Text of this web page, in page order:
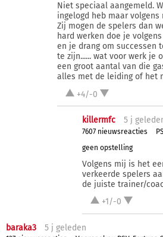
Niet speciaal aangemeld.
ingelogd heb maar
Zij mogen de spelers dan
hard werken doe je
en je drang om successen
te zijn...... wat voor werk je
een groot aantal van die
alles met de leiding of het
+4/-0
killermfc 5 j
7607 nieuwsreacties
geen opstelling
Volgens mij is het
verkeerde spelers
de juiste trainer/
+1/-0
baraka3 5 j geleden